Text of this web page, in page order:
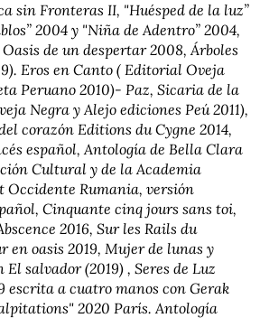
sin Fronteras II, "Huésped de la luz”
2004 y "Niña de Adentro” 2004,
de un despertar 2008, Árboles
Eros en Canto ( Editorial Oveja
Peruano 2010)- Paz, Sicaria de la
Negra y Alejo ediciones Peú 2011),
corazón Editions du Cygne 2014,
español, Antología de Bella Clara
Cultural y de la Academia
Rumania, versión
Cinquante cinq jours sans toi,
2016, Sur les Rails du
en oasis 2019, Mujer de lunas y
El salvador (2019) , Seres de Luz
escrita a cuatro manos con Gerak
2020 París. Antología